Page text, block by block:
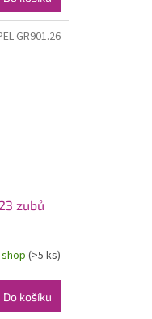
zubů
(>5 ks)
Do košíku
GR901.26